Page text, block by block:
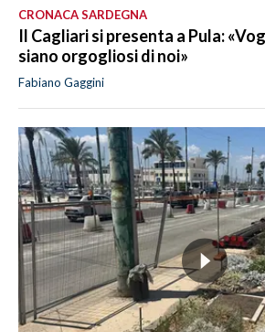
CRONACA SARDEGNA
Il Cagliari si presenta a Pula:
siano orgogliosi di noi»
Fabiano Gaggini